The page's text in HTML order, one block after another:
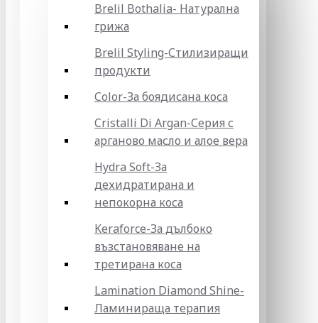
Brelil Bothalia- Натурална
грижа
Brelil Styling-Стилизиращи
продукти
Color-За боядисана коса
Cristalli Di Argan-Серия с
арганово масло и алое вера
Hydra Soft-За
дехидратирана и
непокорна коса
Keraforce-За дълбоко
възстановяване на
третирана коса
Lamination Diamond Shine-
Ламинираща терапия